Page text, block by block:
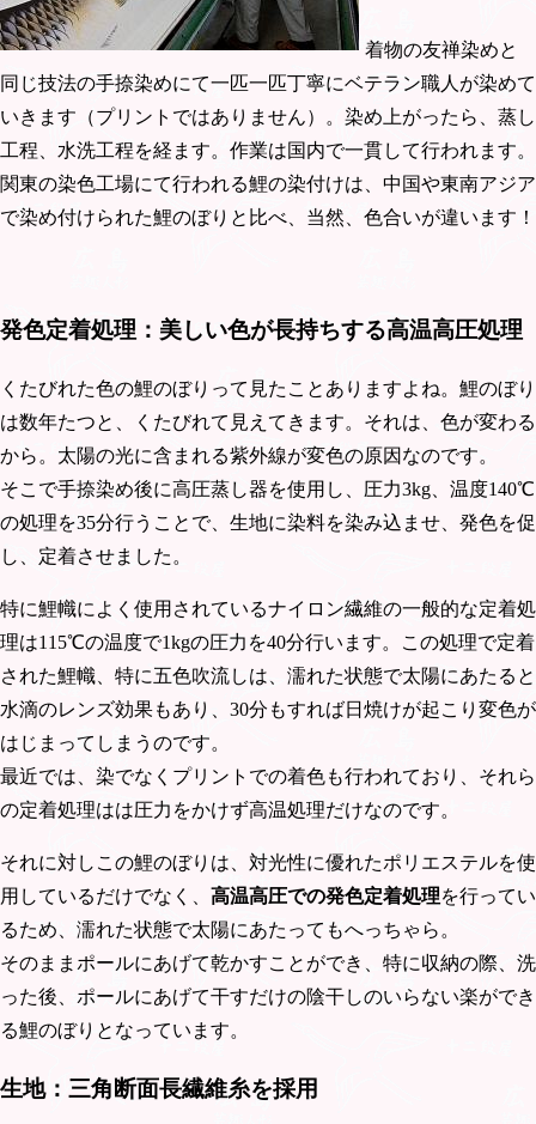
着物の友禅染めと
同じ技法の手捺染めにて一匹一匹丁寧にベテラン職人が染めて
いきます（プリントではありません）。染め上がったら、蒸し
工程、水洗工程を経ます。作業は国内で一貫して行われます。
関東の染色工場にて行われる鯉の染付けは、中国や東南アジア
で染め付けられた鯉のぼりと比べ、当然、色合いが違います！
発色定着処理：美しい色が長持ちする高温高圧処理
くたびれた色の鯉のぼりって見たことありますよね。鯉のぼり
は数年たつと、くたびれて見えてきます。それは、色が変わる
から。太陽の光に含まれる紫外線が変色の原因なのです。
そこで手捺染め後に高圧蒸し器を使用し、圧力3kg、温度140℃
の処理を35分行うことで、生地に染料を染み込ませ、発色を促
し、定着させました。
特に鯉幟によく使用されているナイロン繊維の一般的な定着処
理は115℃の温度で1kgの圧力を40分行います。この処理で定着
された鯉幟、特に五色吹流しは、濡れた状態で太陽にあたると
水滴のレンズ効果もあり、30分もすれば日焼けが起こり変色が
はじまってしまうのです。
最近では、染でなくプリントでの着色も行われており、それら
の定着処理はは圧力をかけず高温処理だけなのです。
それに対しこの鯉のぼりは、対光性に優れたポリエステルを使
用しているだけでなく、 高温高圧での発色定着処理を行ってい
るため、濡れた状態で太陽にあたってもへっちゃら。
そのままポールにあげて乾かすことができ、特に収納の際、洗
った後、ポールにあげて干すだけの陰干しのいらない楽ができ
る鯉のぼりとなっています。
生地：三角断面長繊維糸を採用